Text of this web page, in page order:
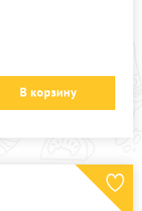
В корзину